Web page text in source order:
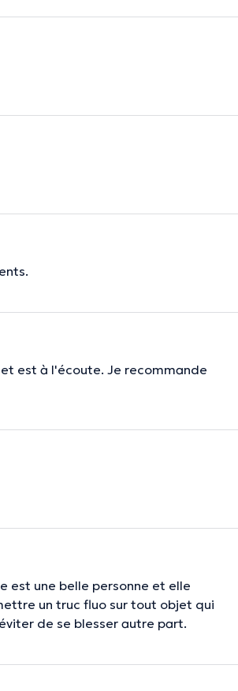
est à l'écoute. Je recommande
est une belle personne et elle
un truc fluo sur tout objet qui
de se blesser autre part.